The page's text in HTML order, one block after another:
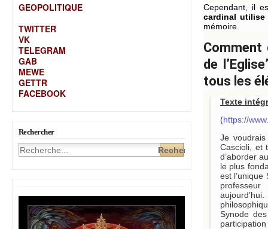
GEOPOLITIQUE
TWITTER
VK
TELEGRAM
GAB
MEWE
GETTR
FACEBOOK
Rechercher
Cependant, il
cardinal
mémoire.
Comment
de
tous les
Texte
(https://
Je
Cascioli, et
d’aborder
le plus
est
Synode
participation